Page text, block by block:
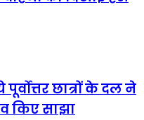
छात्रों के दल ने
किए साझा